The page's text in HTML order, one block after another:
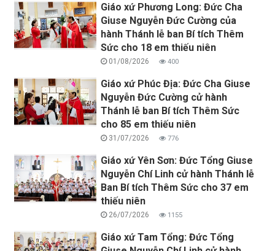
Giáo xứ Phương Long: Đức Cha
Giuse Nguyễn Đức Cường của
hành Thánh lễ ban Bí tích Thêm
Sức cho 18 em thiếu niên
01/08/2026 400
Giáo xứ Phúc Địa: Đức Cha Giuse
Nguyễn Đức Cường cử hành
Thánh lễ ban Bí tích Thêm Sức
cho 85 em thiếu niên
31/07/2026 776
Giáo xứ Yên Sơn: Đức Tổng Giuse
Nguyễn Chí Linh cử hành Thánh lễ
Ban Bí tích Thêm Sức cho 37 em
thiếu niên
26/07/2026 1155
Giáo xứ Tam Tổng: Đức Tổng